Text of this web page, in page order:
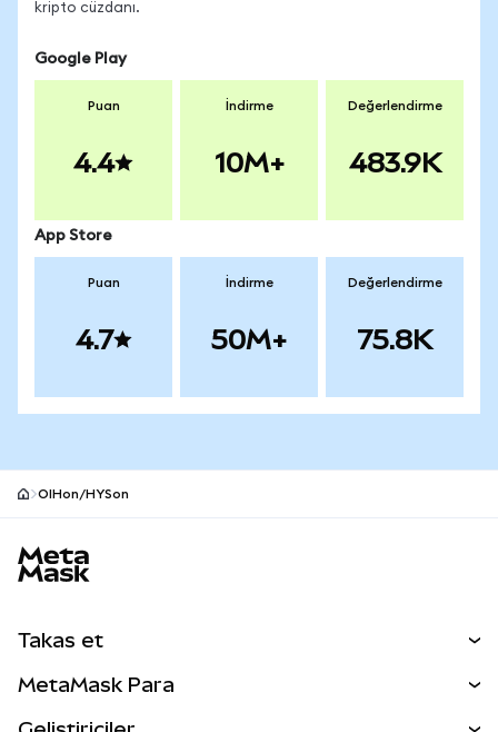
kripto cüzdanı.
Google Play
Puan
4.4
İndirme
10M+
Değerlendirme
483.9K
App Store
Puan
4.7
İndirme
50M+
Değerlendirme
75.8K
OIHon/HYSon
Takas et
MetaMask Para